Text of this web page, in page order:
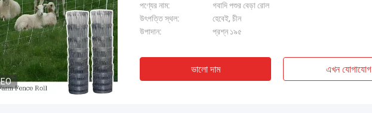
পণ্যের নাম:
গবাদি পশুর বেড়া রোল
উৎপত্তি স্থল:
হেবেই, চীন
উপাদান:
প্রশ্ন ১৯৫
ভালো দাম এখন যোগাযোগ